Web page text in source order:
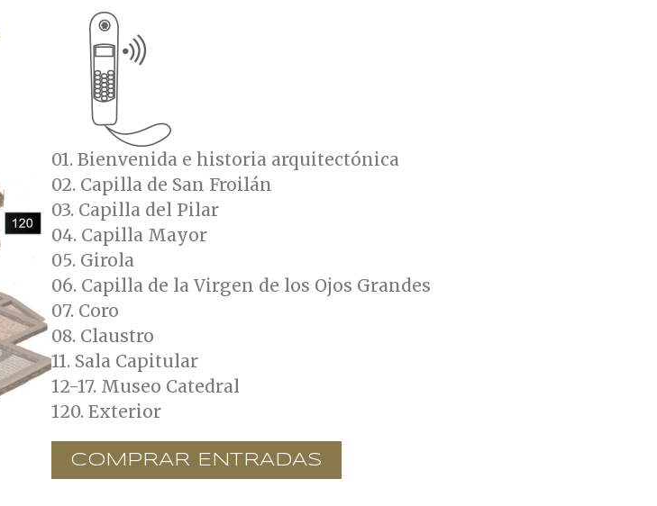
01. Bienvenida e historia arquitectónica
02. Capilla de San Froilán
03. Capilla del Pilar
04. Capilla Mayor
05. Girola
06. Capilla de la Virgen de los Ojos Grandes
07. Coro
08. Claustro
11. Sala Capitular
12-17. Museo Catedral
120. Exterior
COMPRAR ENTRADAS